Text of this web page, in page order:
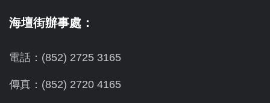
海壇街辦事處：
電話：(852) 2725 3165
傳真：(852) 2720 4165